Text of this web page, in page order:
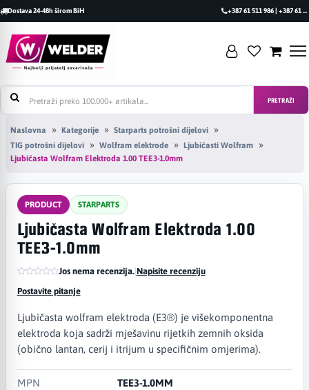
Dostava 24-48h širom BiH +387 61 511 986 | +387 61 493 470
PRETRAŽI
Naslovna Kategorije
Starparts potrošni dijelovi
TIG potrošni dijelovi
Wolfram elektrode
Ljubičasti Wolfram
Ljubičasta Wolfram Elektroda 1.00 TEE3-1.0mm
PRODUCT STARPARTS
Ljubičasta Wolfram Elektroda 1.00
TEE3-1.0mm
Jos nema recenzija.|Napisite recenziju
Postavite pitanje
Ljubičasta wolfram elektroda (E3®) je višekomponentna
elektroda koja sadrži mješavinu rijetkih zemnih oksida
(obično lantan, cerij i itrijum u specifičnim omjerima).
MPN TEE3-1.0MM